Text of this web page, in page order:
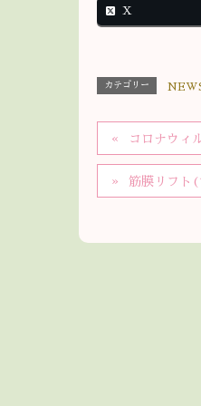
X
カテゴリー
コロナウィ
筋膜リフト